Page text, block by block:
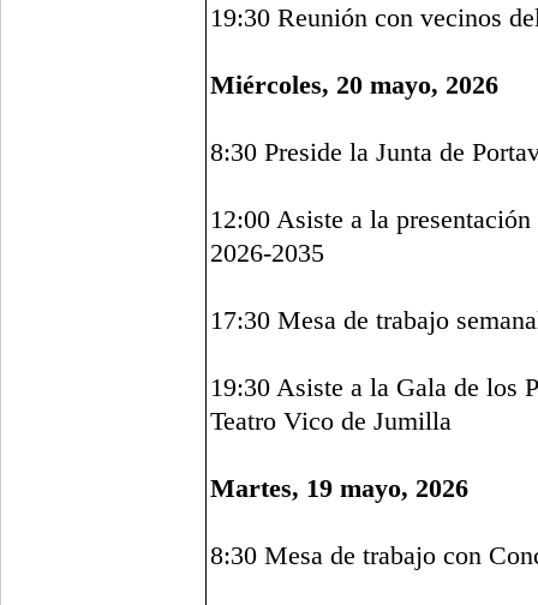
19:30 Reunión con vecinos
Miércoles, 20 mayo, 2026
8:30 Preside la Junta de
12:00 Asiste a la
2026-2035
17:30 Mesa de trabajo
19:30 Asiste a la Gala de los
Teatro Vico de Jumilla
Martes, 19 mayo, 2026
8:30 Mesa de trabajo con